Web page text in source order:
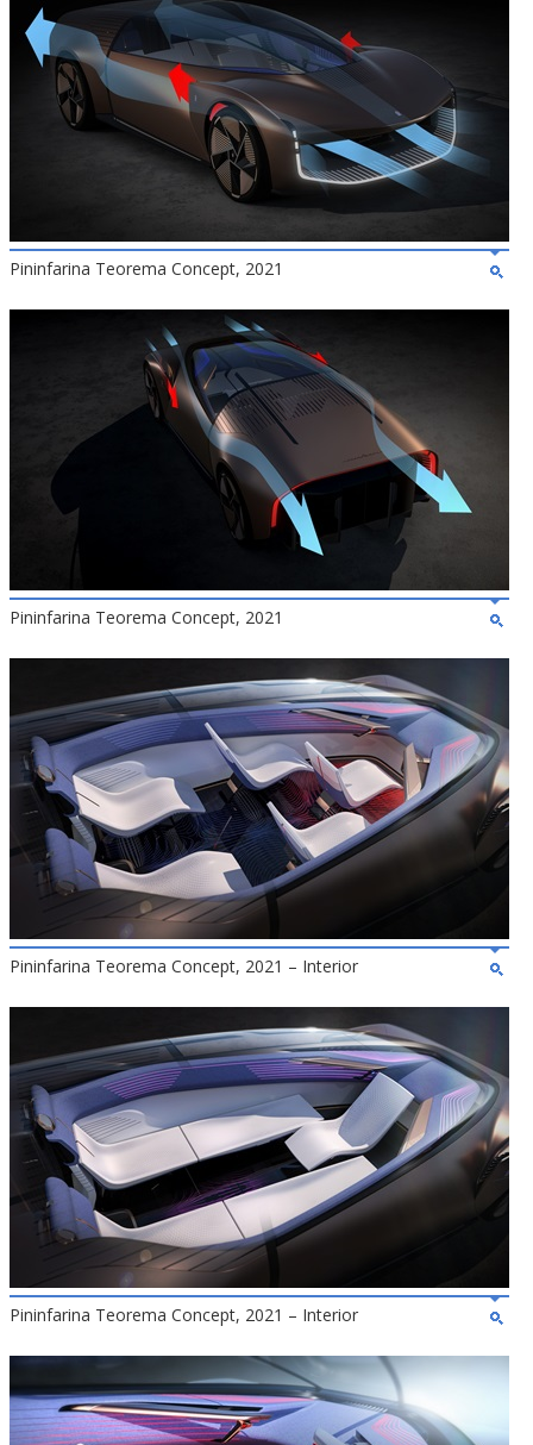
Pininfarina Teorema Concept, 2021
Pininfarina Teorema Concept, 2021
Pininfarina Teorema Concept, 2021 – Interior
Pininfarina Teorema Concept, 2021 – Interior